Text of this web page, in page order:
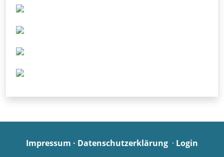
Impressum · Datenschutzerklärung · Login